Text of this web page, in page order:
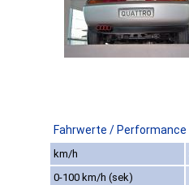
Fahrwerte / Performance
km/h
0-100 km/h (sek)